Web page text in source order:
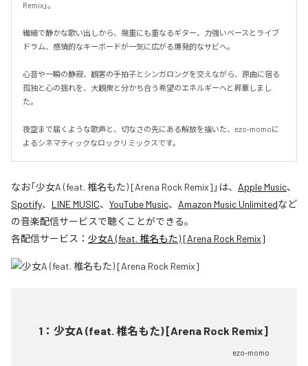
Remix」。
繊細で静かな歌い出しから、幾重にも重なるギター、力強いベースとライブ
ドラム、感情的なキーボードが一気に広がる爆発的なサビへ。
心音や一瞬の静寂、観客の手拍子とシンガロングを交えながら、原曲に宿る
孤独と心の揺れを、大観衆と分かち合う希望のエネルギーへと昇華しまし
た。
夜空まで届くような歌声と、切なさの先にある解放を描いた、ezo-momoに
よるシネマティックなロックリミックスです。
なお「少女A (feat. 椎名もた) [Arena Rock Remix] 」は、 Apple Music、
Spotify、 LINE MUSIC、 YouTube Music、 Amazon Music Unlimitedなど
の音楽配信サービスで聴くことができる。
各配信サービス： 少女A (feat. 椎名もた) [Arena Rock Remix]
1 ： 少女A (feat. 椎名もた) [Arena Rock Remix]
ezo-momo